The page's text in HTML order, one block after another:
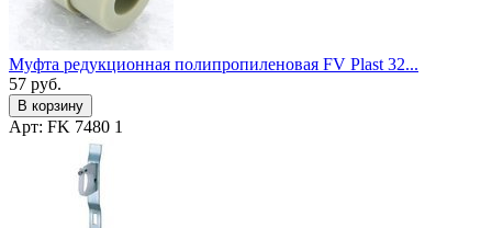
Муфта редукционная полипропиленовая FV Plast 32...
57 руб.
В корзину
Арт: FK 7480 1